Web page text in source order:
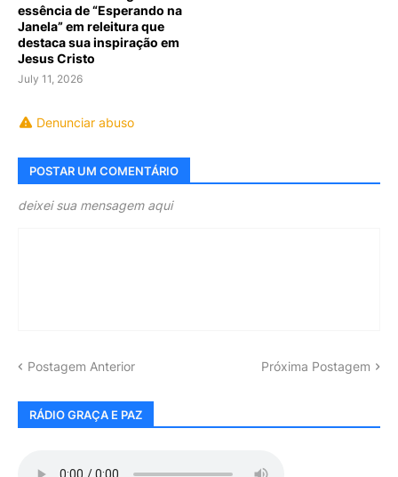
essência de “Esperando na
Janela” em releitura que
destaca sua inspiração em
Jesus Cristo
July 11, 2026
Denunciar abuso
POSTAR UM COMENTÁRIO
deixei sua mensagem aqui
Postagem Anterior Próxima Postagem
RÁDIO GRAÇA E PAZ